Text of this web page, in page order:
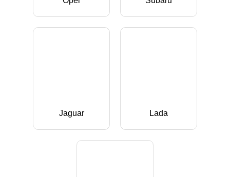
Jaguar Lada